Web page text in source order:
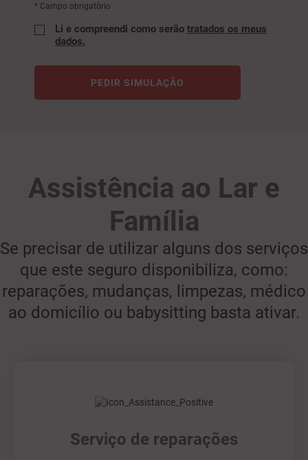
* Campo obrigatório
Li e compreendi como serão tratados os meus
dados.
PEDIR SIMULAÇÃO
Assistência ao Lar e
Família
Se precisar de utilizar alguns dos serviços
que este seguro disponibiliza, como:
reparações, mudanças, limpezas, médico
ao domicílio ou babysitting basta ativar.
Serviço de reparações